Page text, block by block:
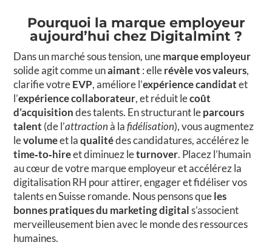
Pourquoi la marque employeur
aujourd’hui chez Digitalmint ?
Dans un marché sous tension, unemarque employeur
solide agit comme unaimant : ellerévèle vos valeurs,
clarifie votreEVP, améliore l’expérience candidatet
l’expérience collaborateur, et réduit lecoût
d’acquisitiondes talents. En structurant leparcours
talent (de l’attractionà lafidélisation), vous augmentez
levolumeet laqualitédes candidatures, accélérez le
time‑to‑hireet diminuez leturnover. Placez l’humain
au cœur de votre marque employeur et accélérez la
digitalisation RH pour attirer, engager et fidéliser vos
talents en Suisse romande. Nous pensons queles
bonnes pratiques du marketing digitals’associent
merveilleusement bien avec le monde des ressources
humaines.